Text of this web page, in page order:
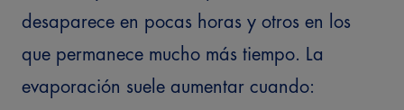
desaparece en pocas horas y otros en los
que permanece mucho más tiempo. La
evaporación suele aumentar cuando: